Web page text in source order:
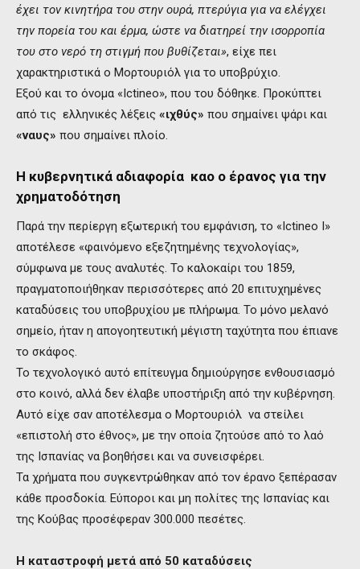
έχει τον κινητήρα του στην ουρά, πτερύγια για να ελέγχει
την πορεία του και έρμα, ώστε να διατηρεί την ισορροπία
του στο νερό τη στιγμή που βυθίζεται», είχε πει
χαρακτηριστικά ο Μορτουριόλ για το υποβρύχιο.
Εξού και το όνομα «Ictineo», που του δόθηκε. Προκύπτει
από τις ελληνικές λέξεις «ιχθύς» που σημαίνει ψάρι και
«ναυς» που σημαίνει πλοίο.
Η κυβερνητικά αδιαφορία καο ο έρανος για την
χρηματοδότηση
Παρά την περίεργη εξωτερική του εμφάνιση, το «Ictineo Ι»
αποτέλεσε «φαινόμενο εξεζητημένης τεχνολογίας»,
σύμφωνα με τους αναλυτές. Το καλοκαίρι του 1859,
πραγματοποιήθηκαν περισσότερες από 20 επιτυχημένες
καταδύσεις του υποβρυχίου με πλήρωμα. Το μόνο μελανό
σημείο, ήταν η απογοητευτική μέγιστη ταχύτητα που έπιανε
το σκάφος.
Το τεχνολογικό αυτό επίτευγμα δημιούργησε ενθουσιασμό
στο κοινό, αλλά δεν έλαβε υποστήριξη από την κυβέρνηση.
Αυτό είχε σαν αποτέλεσμα ο Μορτουριόλ να στείλει
«επιστολή στο έθνος», με την οποία ζητούσε από το λαό
της Ισπανίας να βοηθήσει και να συνεισφέρει.
Τα χρήματα που συγκεντρώθηκαν από τον έρανο ξεπέρασαν
κάθε προσδοκία. Εύποροι και μη πολίτες της Ισπανίας και
της Κούβας προσέφεραν 300.000 πεσέτες.
Η καταστροφή μετά από 50 καταδύσεις